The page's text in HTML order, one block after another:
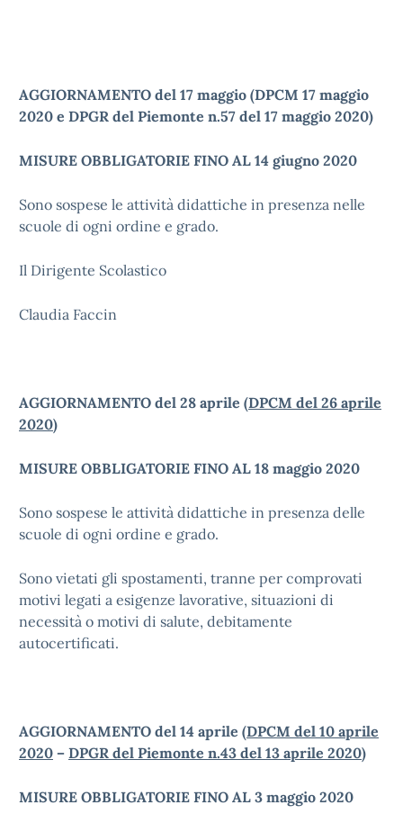
AGGIORNAMENTO del 17 maggio (DPCM 17 maggio
2020 e DPGR del Piemonte n.57 del 17 maggio 2020)
MISURE OBBLIGATORIE FINO AL 14 giugno 2020
Sono sospese le attività didattiche in presenza nelle
scuole di ogni ordine e grado.
Il Dirigente Scolastico
Claudia Faccin
AGGIORNAMENTO del 28 aprile (DPCM del 26 aprile
2020)
MISURE OBBLIGATORIE FINO AL 18 maggio 2020
Sono sospese le attività didattiche in presenza delle
scuole di ogni ordine e grado.
Sono vietati gli spostamenti, tranne per comprovati
motivi legati a esigenze lavorative, situazioni di
necessità o motivi di salute, debitamente
autocertificati.
AGGIORNAMENTO del 14 aprile (DPCM del 10 aprile
2020 – DPGR del Piemonte n.43 del 13 aprile 2020)
MISURE OBBLIGATORIE FINO AL 3 maggio 2020